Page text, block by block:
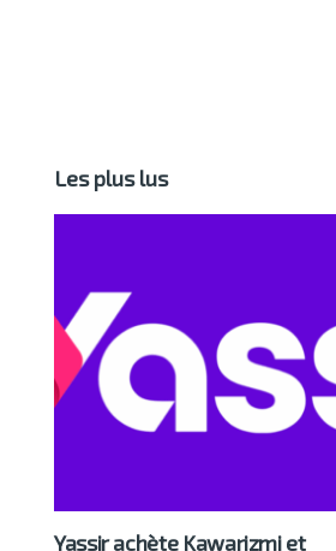
Les plus lus
Yassir achète Kawarizmi et